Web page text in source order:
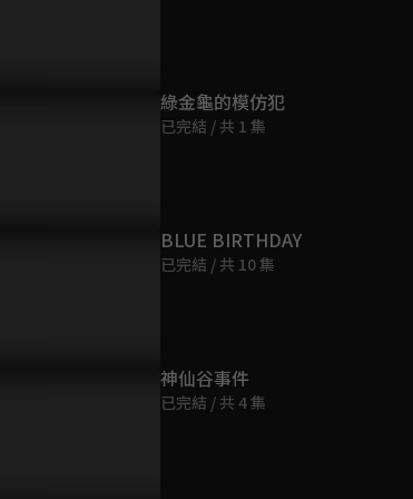
綠金龜的模仿犯
已完結 / 共 1 集
BLUE BIRTHDAY
已完結 / 共 10 集
神仙谷事件
已完結 / 共 4 集